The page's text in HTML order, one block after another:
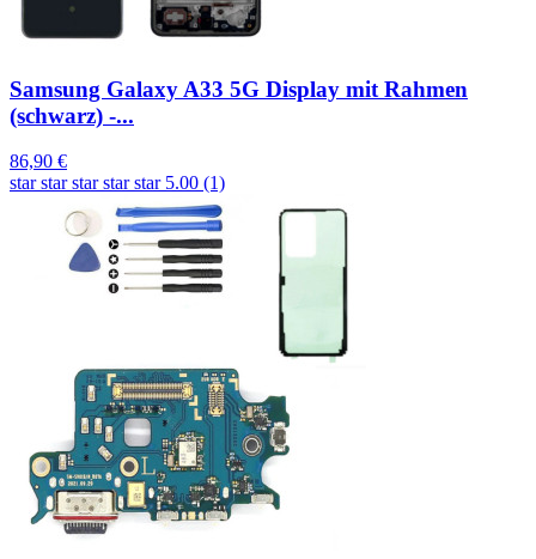
Samsung Galaxy A33 5G Display mit Rahmen
(schwarz) -...
86,90 €
star star star star star 5.00 (1)